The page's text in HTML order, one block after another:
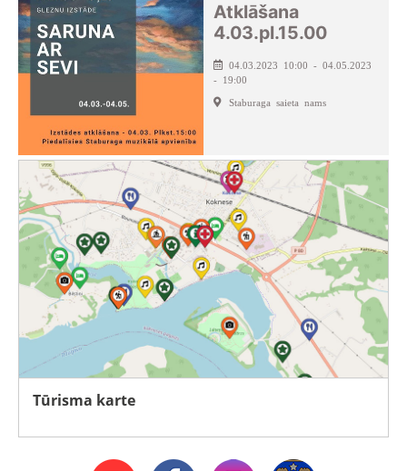
Atklāšana
4.03.pl.15.00
04.03.2023 10:00 - 04.05.2023
- 19:00
Staburaga saieta nams
Tūrisma karte